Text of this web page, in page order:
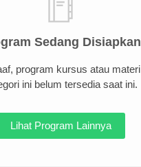
Sedang Disiapkan
program kursus atau
ini belum tersedia saat ini.
Lihat Program Lainnya